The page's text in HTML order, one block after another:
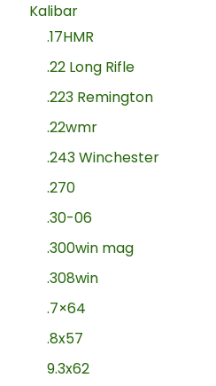
Kalibar
.17HMR
.22 Long Rifle
.223 Remington
.22wmr
.243 Winchester
.270
.30-06
.300win mag
.308win
.7×64
.8x57
9.3x62